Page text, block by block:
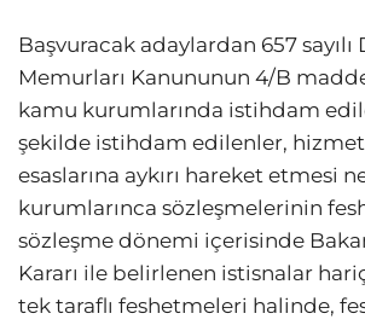
Başvuracak adaylardan 657 sayılı
Memurları Kanununun 4/B
kamu kurumlarında istihdam
şekilde istihdam edilenler, hizmet
esaslarına aykırı hareket etmesi
kurumlarınca sözleşmelerinin
sözleşme dönemi içerisinde
Kararı ile belirlenen istisnalar
tek taraflı feshetmeleri halinde,